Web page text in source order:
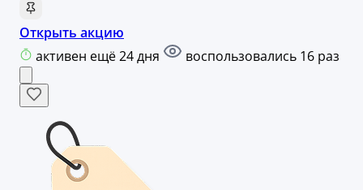
Открыть акцию
активен ещё 24 дня
воспользовались 16 раз